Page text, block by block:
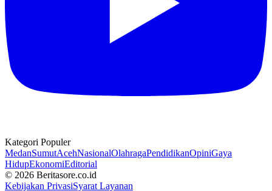
Kategori Populer
MedanSumutAcehNasionalOlahragaPendidikanOpiniGaya
HidupEkonomiEditorial
© 2026 Beritasore.co.id
Kebijakan PrivasiSyarat Layanan